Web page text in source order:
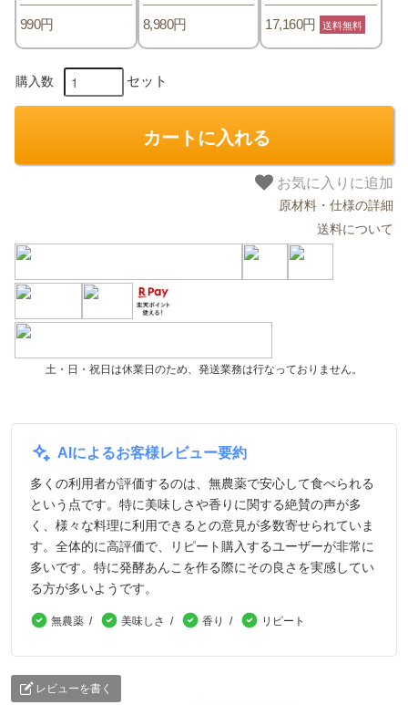
990円 8,980円 17,160円 送料無料
購入数 セット
カートに入れる
お気に入りに追加
原材料・仕様の詳細
送料について
土・日・祝日は休業日のため、発送業務は行なっておりません。
AIによるお客様レビュー要約
多くの利用者が評価するのは、無農薬で安心して食べられる
という点です。特に美味しさや香りに関する絶賛の声が多
く、様々な料理に利用できるとの意見が多数寄せられていま
す。全体的に高評価で、リピート購入するユーザーが非常に
多いです。特に発酵あんこを作る際にその良さを実感してい
る方が多いようです。
無農薬 美味しさ 香り リピート
レビューを書く